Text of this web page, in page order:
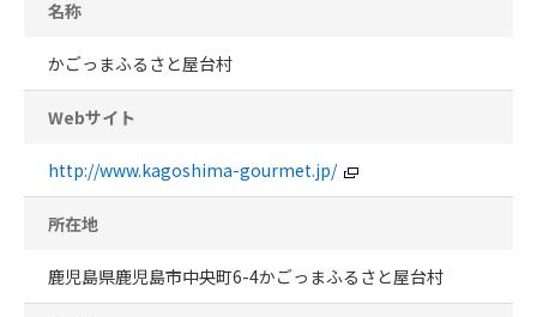
名称
かごっまふるさと屋台村
Webサイト
http://www.kagoshima-gourmet.jp/
所在地
鹿児島県鹿児島市中央町6-4かごっまふるさと屋台村